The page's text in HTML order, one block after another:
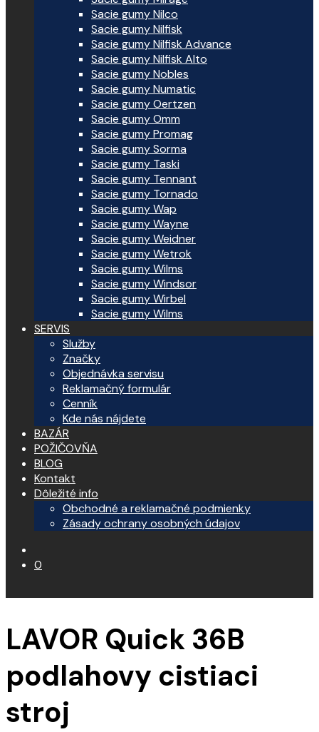
Sacie gumy Nilco
Sacie gumy Nilfisk
Sacie gumy Nilfisk Advance
Sacie gumy Nilfisk Alto
Sacie gumy Nobles
Sacie gumy Numatic
Sacie gumy Oertzen
Sacie gumy Omm
Sacie gumy Promag
Sacie gumy Sorma
Sacie gumy Taski
Sacie gumy Tennant
Sacie gumy Tornado
Sacie gumy Wap
Sacie gumy Wayne
Sacie gumy Weidner
Sacie gumy Wetrok
Sacie gumy Wilms
Sacie gumy Windsor
Sacie gumy Wirbel
Sacie gumy Wilms
SERVIS
Služby
Značky
Objednávka servisu
Reklamačný formulár
Cenník
Kde nás nájdete
BAZÁR
POŽIČOVŇA
BLOG
Kontakt
Dôležité info
Obchodné a reklamačné podmienky
Zásady ochrany osobných údajov
0
LAVOR Quick 36B
podlahovy cistiaci
stroj